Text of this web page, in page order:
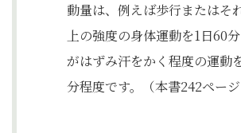
動量は、例えば歩行またはそ
上の強度の身体運動を1日60
がはずみ汗をかく程度の運動
分程度です。（本書242ページ